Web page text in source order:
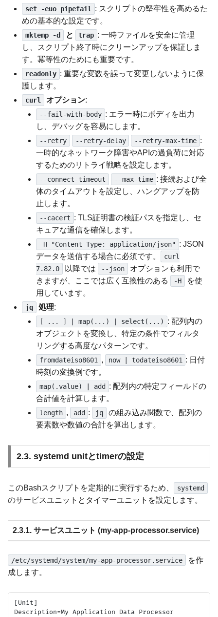
set -euo pipefail
: スクリプトの堅牢性を高めるた
めの基本的な設定です。
mktemp -d と trap : 一時ファイルを安全に管理
し、スクリプト終了時にクリーンアップを保証しま
す。冪等性のためにも重要です。
readonly : 重要な変数を誤って変更しないように保
護します。
curl オプション:
--fail-with-body : エラー時にボディを出力
し、デバッグを容易にします。
--retry --retry-delay --retry-max-time :
一時的なネットワーク障害やAPIの過負荷に対応
するためのリトライ戦略を設定します。
--connect-timeout --max-time : 接続および全
体のタイムアウトを設定し、ハングアップを防
止します。
--cacert : TLS証明書の検証パスを指定し、セ
キュアな通信を確保します。
-H "Content-Type: application/json" : JSON
データを送信する場合に必須です。
curl
7.82.0
以降では --json
オプションも利用で
きますが、ここでは広く互換性のある
-H
を使
用しています。
jq 処理:
[ ... ] | map(...) | select(...)
: 配列内の
オブジェクトを変換し、特定の条件でフィルタ
リングする高度なパターンです。
fromdateiso8601 , now | todateiso8601 : 日付
時刻の変換例です。
map(.value) | add
: 配列内の特定フィールドの
合計値を計算します。
length , add : jq
の組み込み関数で、配列の
要素数や数値の合計を算出します。
2.3. systemd unitとtimerの設定
このBashスクリプトを定期的に実行するため、 systemd
のサービスユニットとタイマーユニットを設定します。
2.3.1. サービスユニット (my-app-processor.service)
/etc/systemd/system/my-app-processor.service
を作
成します。
[Unit]
Description=My Application Data Processor